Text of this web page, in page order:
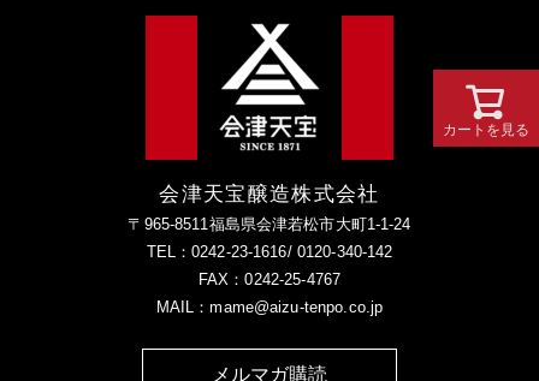
会津天宝醸造株式会社
〒965-8511福島県会津若松市大町1-1-24
TEL：0242-23-1616/ 0120-340-142
FAX：0242-25-4767
MAIL：mame@aizu-tenpo.co.jp
メルマガ購読
カートを見る